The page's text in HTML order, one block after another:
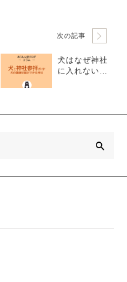
次の記事
犬はなぜ神社
に入れないの
お寺ガイド